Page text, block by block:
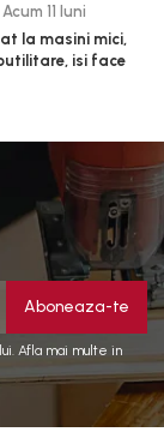
Acum 11 luni
la masini mici,
isi face
Afla mai multe in